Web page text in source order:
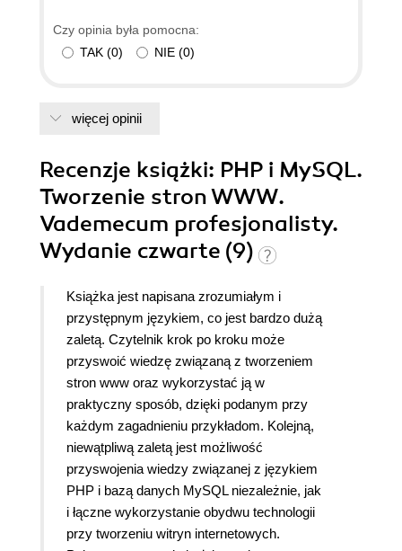
Czy opinia była pomocna:
TAK (0) NIE (0)
więcej opinii
Recenzje książki: PHP i MySQL.
Tworzenie stron WWW.
Vademecum profesjonalisty.
Wydanie czwarte (9)
Książka jest napisana zrozumiałym i
przystępnym językiem, co jest bardzo dużą
zaletą. Czytelnik krok po kroku może
przyswoić wiedzę związaną z tworzeniem
stron www oraz wykorzystać ją w
praktyczny sposób, dzięki podanym przy
każdym zagadnieniu przykładom. Kolejną,
niewątpliwą zaletą jest możliwość
przyswojenia wiedzy związanej z językiem
PHP i bazą danych MySQL niezależnie, jak
i łączne wykorzystanie obydwu technologii
przy tworzeniu witryn internetowych.